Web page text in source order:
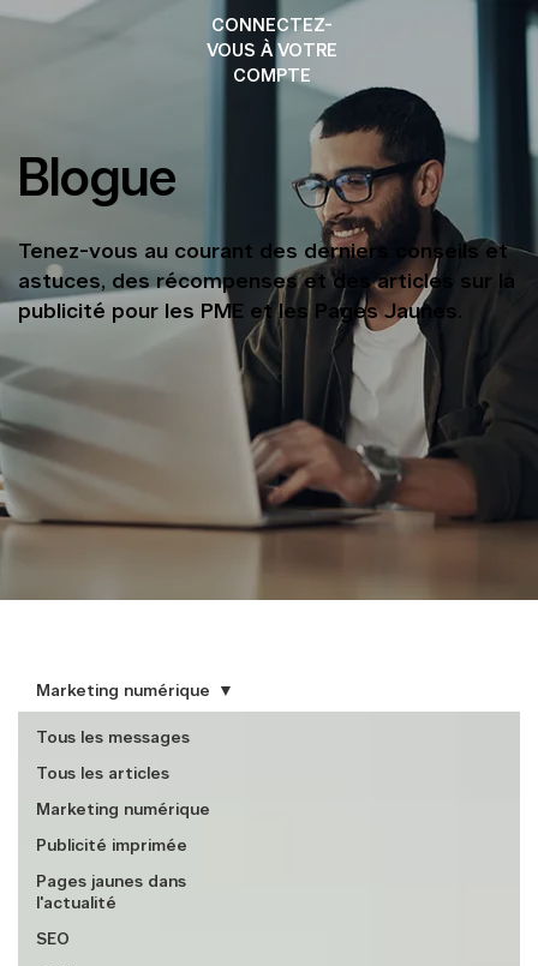
CONNECTEZ-
VOUS À VOTRE
COMPTE
Blogue
Tenez-vous au courant des derniers conseils et
astuces, des récompenses et des articles sur la
publicité pour les PME et les Pages Jaunes.
Tous les messages
Tous les articles
Marketing numérique
Publicité imprimée
Pages jaunes dans
l'actualité
SEO
Marketing numérique